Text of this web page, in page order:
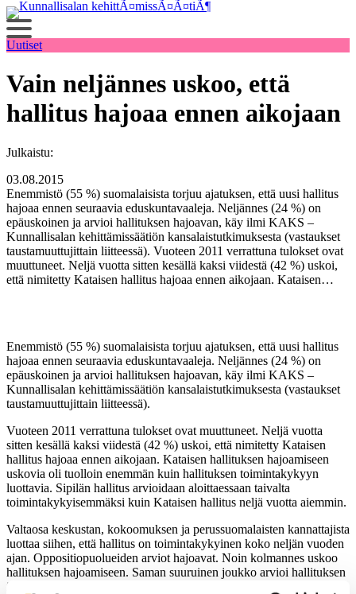
Siirry
sisältöön
Uutiset
Vain neljännes uskoo, että
hallitus hajoaa ennen aikojaan
Julkaistu:
03.08.2015
Enemmistö (55 %) suomalaisista torjuu ajatuksen, että uusi hallitus
hajoaa ennen seuraavia eduskuntavaaleja. Neljännes (24 %) on
epäuskoinen ja arvioi hallituksen hajoavan, käy ilmi KAKS –
Kunnallisalan kehittämissäätiön kansalaistutkimuksesta (vastaukset
taustamuuttujittain liitteessä). Vuoteen 2011 verrattuna tulokset ovat
muuttuneet. Neljä vuotta sitten kesällä kaksi viidestä (42 %) uskoi,
että nimitetty Kataisen hallitus hajoaa ennen aikojaan. Kataisen…
Enemmistö (55 %) suomalaisista torjuu ajatuksen, että uusi hallitus
hajoaa ennen seuraavia eduskuntavaaleja. Neljännes (24 %) on
epäuskoinen ja arvioi hallituksen hajoavan, käy ilmi KAKS –
Kunnallisalan kehittämissäätiön kansalaistutkimuksesta (vastaukset
taustamuuttujittain liitteessä).
Vuoteen 2011 verrattuna tulokset ovat muuttuneet. Neljä vuotta
sitten kesällä kaksi viidestä (42 %) uskoi, että nimitetty Kataisen
hallitus hajoaa ennen aikojaan. Kataisen hallituksen hajoamiseen
uskovia oli tuolloin enemmän kuin hallituksen toimintakykyyn
luottavia. Sipilän hallitus arvioidaan aloittaessaan taivalta
toimintakykyisemmäksi kuin Kataisen hallitus neljä vuotta aiemmin.
Valtaosa keskustan, kokoomuksen ja perussuomalaisten kannattajista
luottaa siihen, että hallitus on toimintakykyinen koko neljän vuoden
ajan. Oppositiopuolueiden arviot hajoavat. Noin kolmannes uskoo
hallituksen hajoamiseen. Saman suuruinen joukko arvioi hallituksen
istuvan koko vaalikauden ajan.